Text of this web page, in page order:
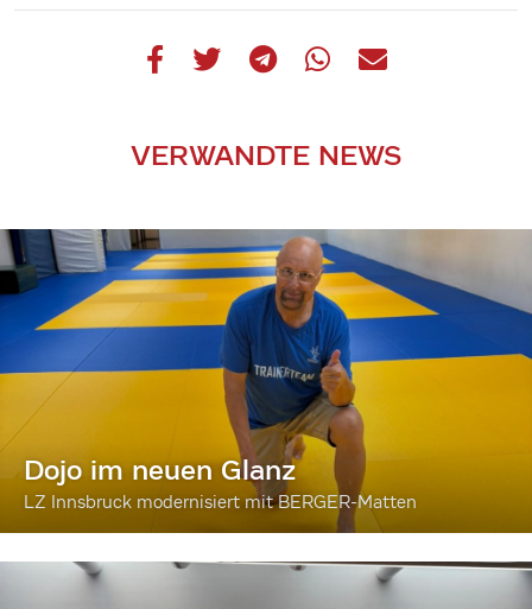
VERWANDTE NEWS
Dojo im neuen Glanz
LZ Innsbruck modernisiert mit BERGER-Matten